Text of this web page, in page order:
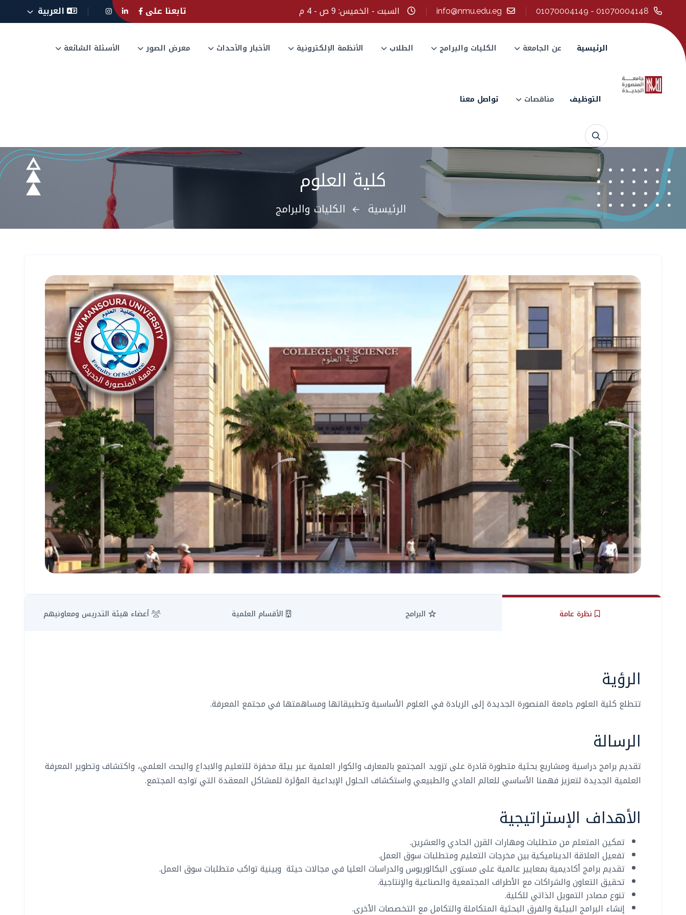
01070004148 - 01070004149
info@nmu.edu.eg السبت - الخميس: 9 ص - 4 م تابعنا على العربية
الرئيسية عن الجامعة الكليات والبرامج الطلاب الأنظمة الإلكترونية الأخبار والأحداث معرض الصور الأسئلة الشائعة
التوظيف مناقصات تواصل معنا
كلية العلوم
الرئيسية الكليات والبرامج
نظرة عامة البرامج الأقسام العلمية أعضاء هيئة التدريس ومعاونيهم
الرؤية
تتطلع كلية العلوم جامعة المنصورة الجديدة إلى الريادة في العلوم الأساسية وتطبيقاتها ومساهمتها في مجتمع المعرفة.
الرسالة
تقديم برامج دراسية ومشاريع بحثية متطورة قادرة على تزويد المجتمع بالمعارف والكوار العلمية عبر بيئة محفزة للتعليم والابداع والبحث العلمي، واكتشاف وتطوير المعرفة
العلمية الجديدة لتعزيز فهمنا الأساسي للعالم المادي والطبيعي واستكشاف الحلول الإبداعية المؤثرة للمشاكل المعقدة التي تواجه المجتمع.
الأهداف الإستراتيجية
تمكين المتعلم من متطلبات ومهارات القرن الحادي والعشرين.
تفعيل العلاقة الديناميكية بين مخرجات التعليم ومتطلبات سوق العمل.
تقديم برامج أكاديمية بمعايير عالمية على مستوى البكالوريوس والدراسات العليا في مجالات حيثة وبينية تواكب متطلبات سوق العمل.
تحقيق التعاون والشراكات مع الأطراف المجتمعية والصناعية والإنتاجية.
تنوع مصادر التمويل الذاتي للكلية.
إنشاء البرامج البيئية والفرق البحثية المتكاملة والتكامل مع التخصصات الأخرى.